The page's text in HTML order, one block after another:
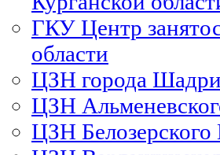
ГКУ Центр
области
ЦЗН города
ЦЗН
ЦЗН